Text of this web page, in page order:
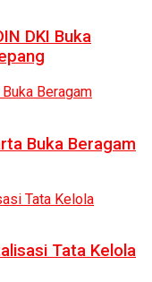
DKI Buka
Buka Beragam
Tata Kelola